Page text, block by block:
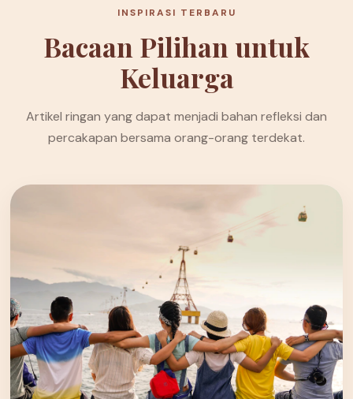
INSPIRASI TERBARU
Bacaan Pilihan untuk
Keluarga
Artikel ringan yang dapat menjadi bahan refleksi dan
percakapan bersama orang-orang terdekat.